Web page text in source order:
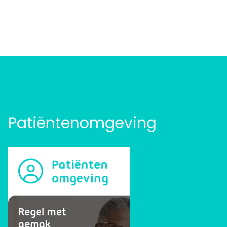
Patiëntenomgeving
Patiënten
omgeving
Regel met
gemak